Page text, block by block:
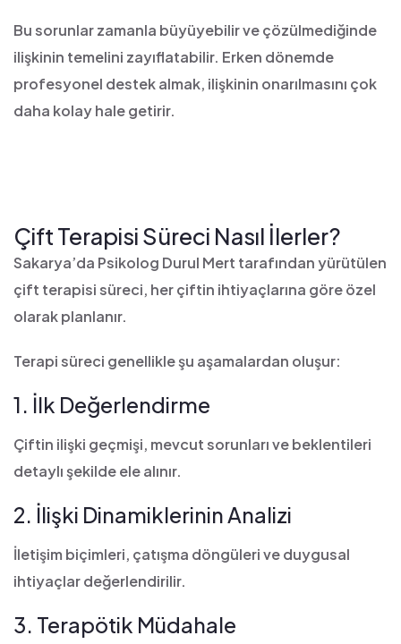
Bu sorunlar zamanla büyüyebilir ve çözülmediğinde
ilişkinin temelini zayıflatabilir. Erken dönemde
profesyonel destek almak, ilişkinin onarılmasını çok
daha kolay hale getirir.
Çift Terapisi Süreci Nasıl İlerler?
Sakarya’da Psikolog Durul Mert tarafından yürütülen
çift terapisi süreci, her çiftin ihtiyaçlarına göre özel
olarak planlanır.
Terapi süreci genellikle şu aşamalardan oluşur:
1. İlk Değerlendirme
Çiftin ilişki geçmişi, mevcut sorunları ve beklentileri
detaylı şekilde ele alınır.
2. İlişki Dinamiklerinin Analizi
İletişim biçimleri, çatışma döngüleri ve duygusal
ihtiyaçlar değerlendirilir.
3. Terapötik Müdahale